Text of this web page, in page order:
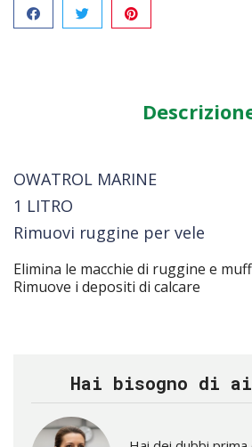
Condividi
OWATROL MARINE
1 LITRO
Rimuovi ruggine per vele
Elimina le macchie di ruggine e
Rimuove i depositi di calcare
Hai bisogno di